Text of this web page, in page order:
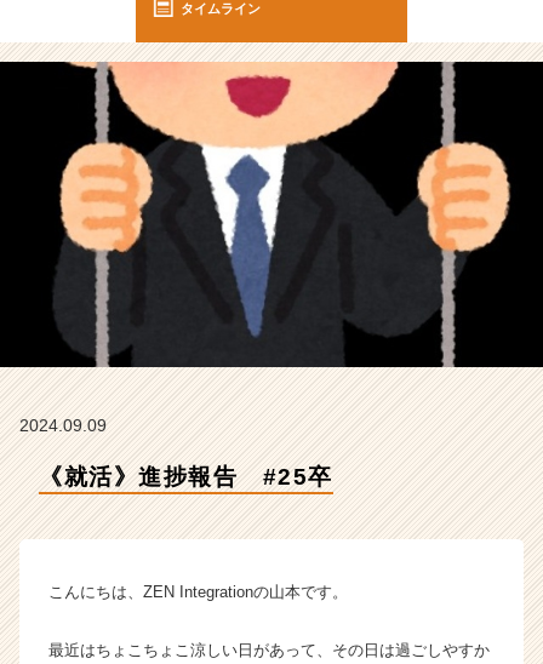
I
n
t
r
a
ム
|
ベ
ー・
長
タイムライン
2024.09.09
《就活》進捗報告 #25卒
こんにちは、ZEN Integrationの山本です。
最近はちょこちょこ涼しい日があって、その日は過ごしやすか